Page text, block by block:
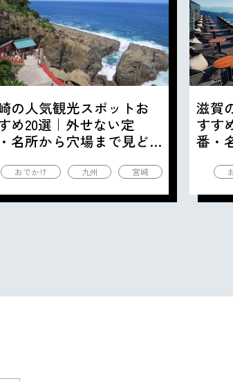
の人気観光スポットお
め20選｜外せない定
名所から穴場まで見ど
おでかけ 九州 宮崎
滋賀
すす
番・